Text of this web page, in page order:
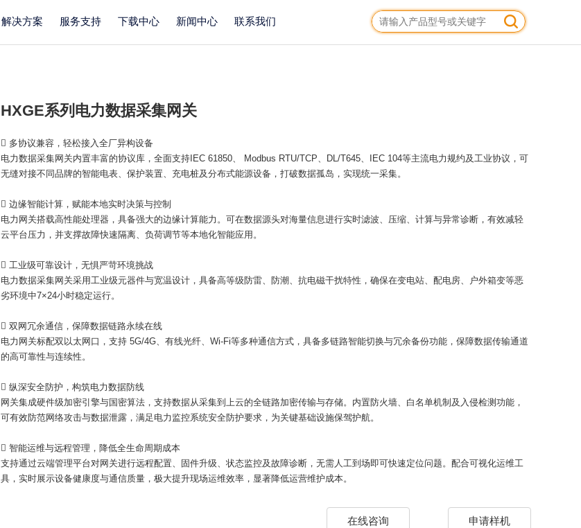
解决方案 服务支持 下载中心 新闻中心 联系我们
HXGE系列电力数据采集网关
 多协议兼容，轻松接入全厂异构设备
电力数据采集网关内置丰富的协议库，全面支持IEC 61850、 Modbus RTU/TCP、DL/T645、IEC 104等主流电力规约及工业协议，可
无缝对接不同品牌的智能电表、保护装置、充电桩及分布式能源设备，打破数据孤岛，实现统一采集。
 边缘智能计算，赋能本地实时决策与控制
电力网关搭载高性能处理器，具备强大的边缘计算能力。可在数据源头对海量信息进行实时滤波、压缩、计算与异常诊断，有效减轻
云平台压力，并支撑故障快速隔离、负荷调节等本地化智能应用。
 工业级可靠设计，无惧严苛环境挑战
电力数据采集网关采用工业级元器件与宽温设计，具备高等级防雷、防潮、抗电磁干扰特性，确保在变电站、配电房、户外箱变等恶
劣环境中7×24小时稳定运行。
 双网冗余通信，保障数据链路永续在线
电力网关标配双以太网口，支持 5G/4G、有线光纤、Wi-Fi等多种通信方式，具备多链路智能切换与冗余备份功能，保障数据传输通道
的高可靠性与连续性。
 纵深安全防护，构筑电力数据防线
网关集成硬件级加密引擎与国密算法，支持数据从采集到上云的全链路加密传输与存储。内置防火墙、白名单机制及入侵检测功能，
可有效防范网络攻击与数据泄露，满足电力监控系统安全防护要求，为关键基础设施保驾护航。
 智能运维与远程管理，降低全生命周期成本
支持通过云端管理平台对网关进行远程配置、固件升级、状态监控及故障诊断，无需人工到场即可快速定位问题。配合可视化运维工
具，实时展示设备健康度与通信质量，极大提升现场运维效率，显著降低运营维护成本。
在线咨询 申请样机